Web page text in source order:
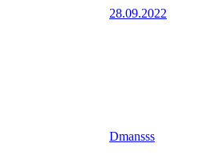
28.09.2022
Dmansss